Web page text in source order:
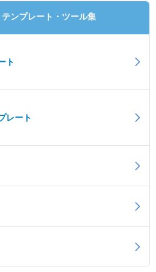
ンプレート・ツール集
ト
レート